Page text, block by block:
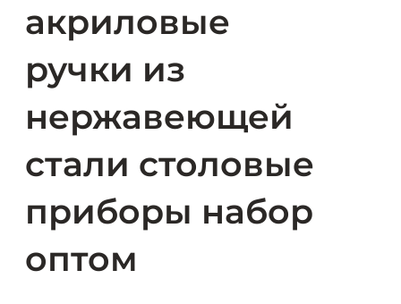
акриловые
ручки из
нержавеющей
стали столовые
приборы набор
оптом